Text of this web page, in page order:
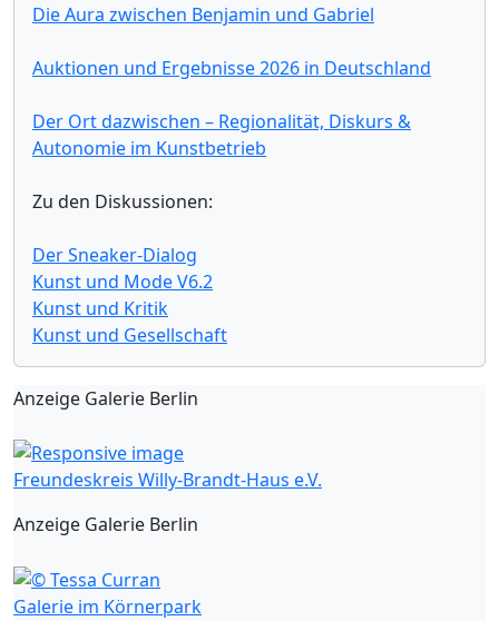
Die Aura zwischen Benjamin und Gabriel
Auktionen und Ergebnisse 2026 in Deutschland
Der Ort dazwischen – Regionalität, Diskurs &
Autonomie im Kunstbetrieb
Zu den Diskussionen:
Der Sneaker-Dialog
Kunst und Mode V6.2
Kunst und Kritik
Kunst und Gesellschaft
Anzeige Galerie Berlin
Freundeskreis Willy-Brandt-Haus e.V.
Anzeige Galerie Berlin
Galerie im Körnerpark